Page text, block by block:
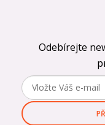
Odebírejte